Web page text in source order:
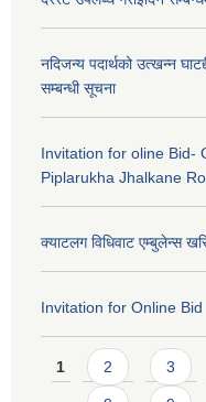
नदिजन्य पदार्थको उत्खन्न
सम्बन्धी सूचना
Invitation for oline Bid-
Piplarukha Jhalkane
क्याटलग विधिवाट एम्बुलेन्स
Invitation for Online Bid
Pages
1 2 3